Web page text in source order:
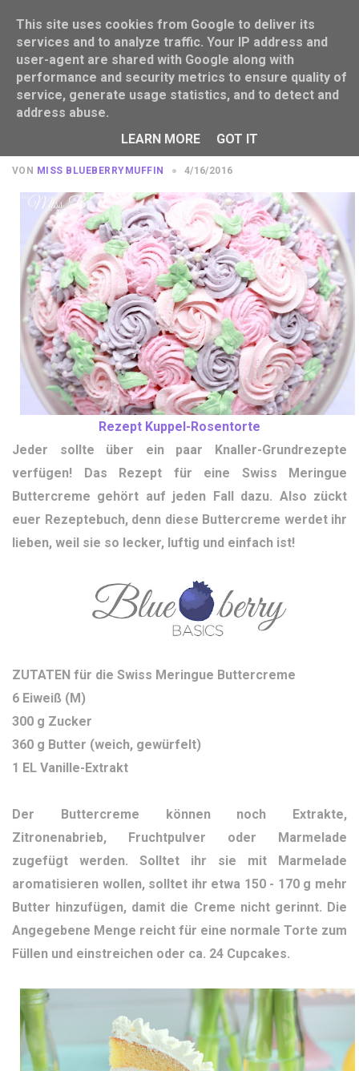
Blueberry Basics: Swiss Mergingue
VON MISS BLUEBERRYMUFFIN 4/16/2016
Rezept Kuppel-Rosentorte
Jeder sollte über ein paar Knaller-Grundrezepte
verfügen! Das Rezept für eine Swiss Meringue
Buttercreme gehört auf jeden Fall dazu. Also zückt
euer Rezeptebuch, denn diese Buttercreme werdet ihr
lieben, weil sie so lecker, luftig und einfach ist!
ZUTATEN für die Swiss Meringue Buttercreme
6 Eiweiß (M)
300 g Zucker
360 g Butter (weich, gewürfelt)
1 EL Vanille-Extrakt
Der Buttercreme können noch Extrakte,
Zitronenabrieb, Fruchtpulver oder Marmelade
zugefügt werden. Solltet ihr sie mit Marmelade
aromatisieren wollen, solltet ihr etwa 150 - 170 g mehr
Butter hinzufügen, damit die Creme nicht gerinnt. Die
Angegebene Menge reicht für eine normale Torte zum
Füllen und einstreichen oder ca. 24 Cupcakes.
This site uses cookies from Google to deliver its
services and to analyze traffic. Your IP address and
user-agent are shared with Google along with
performance and security metrics to ensure quality of
service, generate usage statistics, and to detect and
address abuse.
LEARN MORE
GOT IT